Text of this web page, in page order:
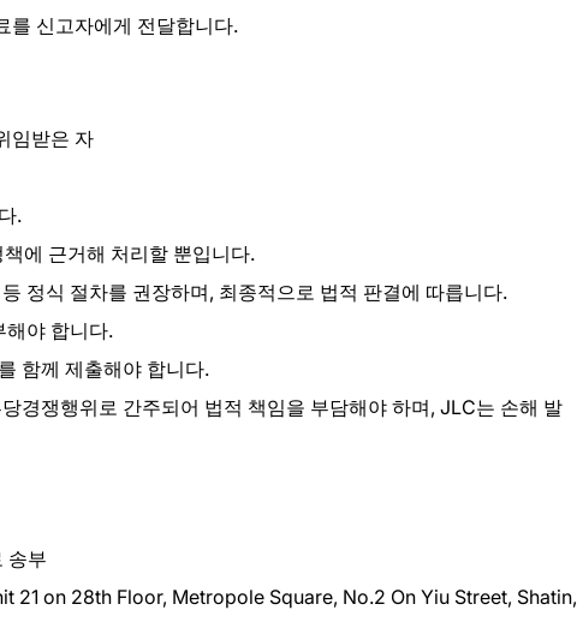
를 신고자에게 전달합니다.
임받은 자
.
에 근거해 처리할 뿐입니다.
정식 절차를 권장하며, 최종적으로 법적 판결에 따릅니다.
해야 합니다.
함께 제출해야 합니다.
경쟁행위로 간주되어 법적 책임을 부담해야 하며, JLC는 손해 발
송부
21 on 28th Floor, Metropole Square, No.2 On Yiu Street, Shatin,